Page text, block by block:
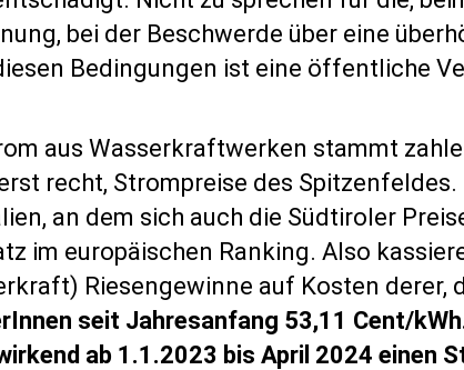
bei der Beschwerde über eine
Bedingungen ist eine öffentliche
aus Wasserkraftwerken stammt
recht, Strompreise des Spitzenfeldes.
an dem sich auch die Südtiroler
im europäischen Ranking. Also
Riesengewinne auf Kosten derer,
seit Jahresanfang 53,11 Cent/
ab 1.1.2023 bis April 2024 einen